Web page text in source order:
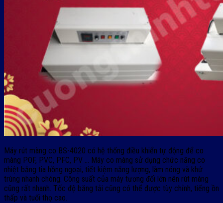
Máy rút màng co BS-4020 có hệ thống điều khiển tự động để co
màng POF, PVC, PFC, PV … Máy co màng sử dụng chức năng co
nhiệt bằng tia hồng ngoại, tiết kiệm năng lượng, làm nóng và khử
trùng nhanh chóng. Công suất của máy tương đối lớn nên rút màng
cũng rất nhanh. Tốc độ băng tải cũng có thể được tùy chỉnh, tiếng ồn
thấp và tuổi thọ cao.